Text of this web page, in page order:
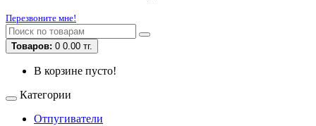
Перезвоните мне!
Товаров: 0 0.00 тг.
В корзине пусто!
Категории
Отпугиватели